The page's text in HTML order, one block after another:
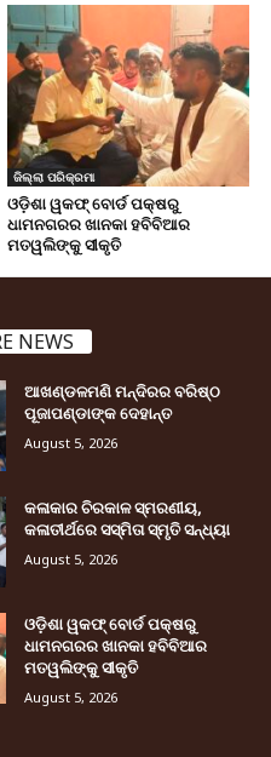
ଜିଲ୍ଲା ପରିକ୍ରମା
ଓଡ଼ିଶା ୱକଫ୍ ବୋର୍ଡ ପକ୍ଷରୁ
ଧାମନଗରର ଖାନକା ହବିବିଆର
ମତୱଲିଙ୍କୁ ସୀକୃତି
NEWS
ଆଖଣ୍ଡଳମଣି ମନ୍ଦିରର ବରିଷ୍ଠ
ପୂଜାପଣ୍ଡାଙ୍କ ଦେହାନ୍ତ
August 5, 2026
କଳାକାର ଚିରକାଳ ସ୍ମରଣୀୟ,
କଳାତୀର୍ଥରେ ସସ୍ମିତା ସ୍ମୃତି ସନ୍ଧ୍ୟା
August 5, 2026
ଓଡ଼ିଶା ୱକଫ୍ ବୋର୍ଡ ପକ୍ଷରୁ
ଧାମନଗରର ଖାନକା ହବିବିଆର
ମତୱଲିଙ୍କୁ ସୀକୃତି
August 5, 2026